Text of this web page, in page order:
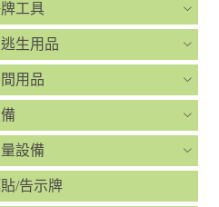
牌工具
生用品
用品
設備
/告示牌